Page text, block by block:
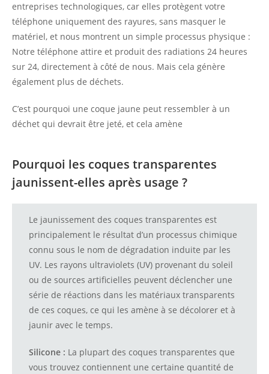
entreprises technologiques, car elles protègent votre
téléphone uniquement des rayures, sans masquer le
matériel, et nous montrent un simple processus physique :
Notre téléphone attire et produit des radiations 24 heures
sur 24, directement à côté de nous. Mais cela génère
également plus de déchets.
C’est pourquoi une coque jaune peut ressembler à un
déchet qui devrait être jeté, et cela amène
Pourquoi les coques transparentes
jaunissent-elles après usage ?
Le jaunissement des coques transparentes est
principalement le résultat d’un processus chimique
connu sous le nom de dégradation induite par les
UV. Les rayons ultraviolets (UV) provenant du soleil
ou de sources artificielles peuvent déclencher une
série de réactions dans les matériaux transparents
de ces coques, ce qui les amène à se décolorer et à
jaunir avec le temps.
Silicone : La plupart des coques transparentes que
vous trouvez contiennent une certaine quantité de